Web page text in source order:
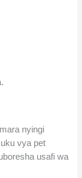
nyingi
vya pet
usafi wa